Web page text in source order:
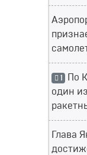
1 По
один
Глава